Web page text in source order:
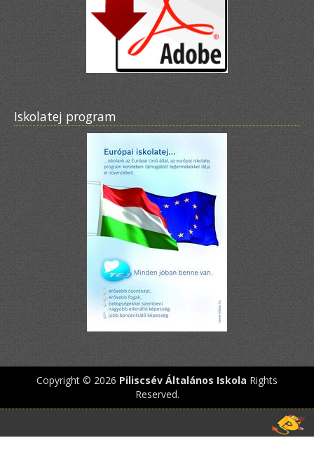
Iskolatej program
Copyright © 2026 Piliscsév Általános Iskola Rights
Reserved.